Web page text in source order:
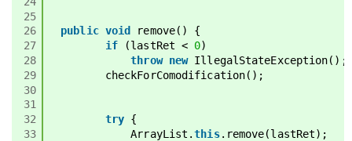
25
26
27
28
29
30
31
32
33
public void
remove() {
if
(lastRet < 0)
throw new IllegalStateException();
checkForComodification();
try {
ArrayList.this.remove(lastRet);